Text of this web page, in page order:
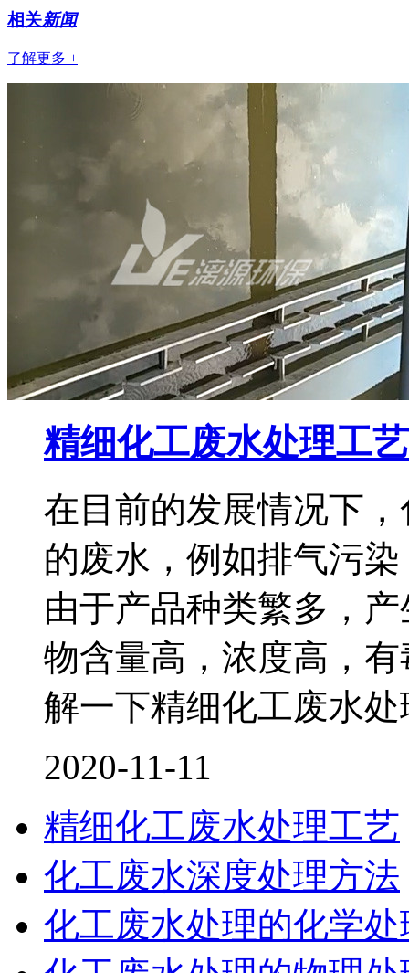
相关新闻
了解更多 +
精细化工废水处理工艺
在目前的发展情况下
的废水，例如排气污
由于产品种类繁多，
物含量高，浓度高，
解一下精细化工废水
2020-11-11
精细化工废水处理工艺
化工废水深度处理方法
化工废水处理的化学